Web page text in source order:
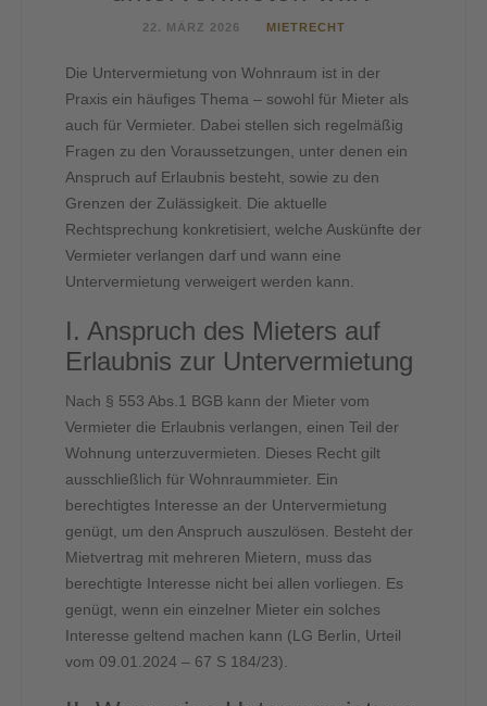
22. MÄRZ 2026 MIETRECHT
Die Untervermietung von Wohnraum ist in der
Praxis ein häufiges Thema – sowohl für Mieter als
auch für Vermieter. Dabei stellen sich regelmäßig
Fragen zu den Voraussetzungen, unter denen ein
Anspruch auf Erlaubnis besteht, sowie zu den
Grenzen der Zulässigkeit. Die aktuelle
Rechtsprechung konkretisiert, welche Auskünfte der
Vermieter verlangen darf und wann eine
Untervermietung verweigert werden kann.
I. Anspruch des Mieters auf
Erlaubnis zur Untervermietung
Nach § 553 Abs.1 BGB kann der Mieter vom
Vermieter die Erlaubnis verlangen, einen Teil der
Wohnung unterzuvermieten. Dieses Recht gilt
ausschließlich für Wohnraummieter. Ein
berechtigtes Interesse an der Untervermietung
genügt, um den Anspruch auszulösen. Besteht der
Mietvertrag mit mehreren Mietern, muss das
berechtigte Interesse nicht bei allen vorliegen. Es
genügt, wenn ein einzelner Mieter ein solches
Interesse geltend machen kann (LG Berlin, Urteil
vom 09.01.2024 – 67 S 184/23).